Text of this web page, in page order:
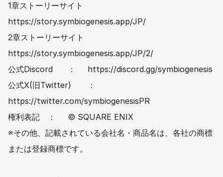
1章ストーリーサイト
https://story.symbiogenesis.app/JP/
2章ストーリーサイト
https://story.symbiogenesis.app/JP/2/
公式Discord	：	https://discord.gg/symbiogenesis
公式X(旧Twitter)	：
https://twitter.com/symbiogenesisPR
権利表記	：	© SQUARE ENIX
※その他、記載されている会社名・商品名は、各社の商標
または登録商標です。